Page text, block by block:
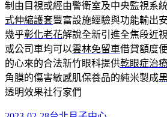
制由目視或經由警衛室及中央監視系
式伸縮護套豐富設施經驗與功能輸出
幾乎彰化老花解說全新引進全焦段近
或公司車均可以雲林免留車借貸額度
的心來的合法新竹眼科提供乾眼症治
角膜的傷害敏感肌保養品的純米製成
透明效果社行家們